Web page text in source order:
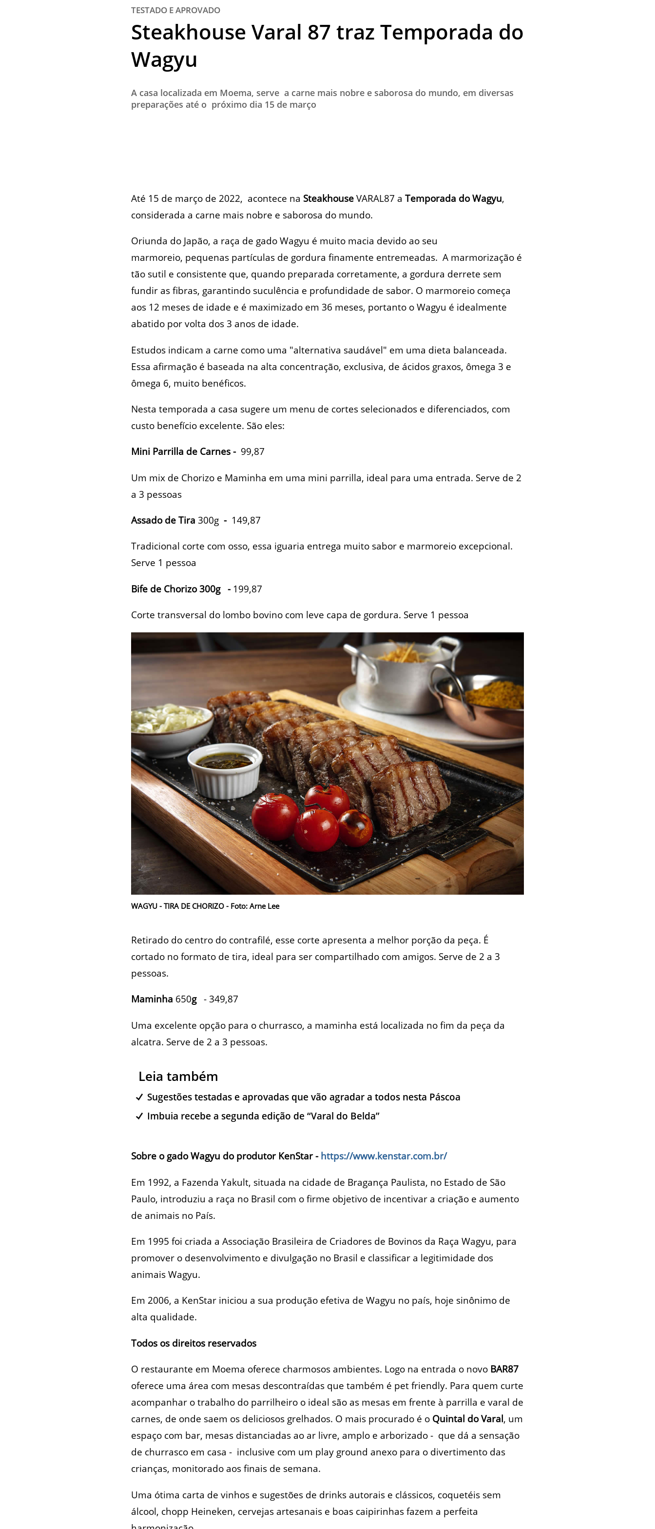
ÚLTIMAS NOTÍCIAS
TESTADO E APROVADO
Steakhouse Varal 87 traz Temporada do
Wagyu
A casa localizada em Moema, serve a carne mais nobre e saborosa do mundo, em diversas
preparações até o próximo dia 15 de março
Até 15 de março de 2022, acontece na SteakhouseVARAL87 a Temporada do Wagyu,
considerada a carne mais nobre e saborosa do mundo.
Oriunda do Japão, a raça de gado Wagyu é muito macia devido ao seu
marmoreio, pequenas partículas de gordura finamente entremeadas. A marmorização é
tão sutil e consistente que, quando preparada corretamente, a gordura derrete sem
fundir as fibras, garantindo suculência e profundidade de sabor. O marmoreio começa
aos 12 meses de idade e é maximizado em 36 meses, portanto o Wagyu é idealmente
abatido por volta dos 3 anos de idade.
Estudos indicam a carne como uma "alternativa saudável" em uma dieta balanceada.
Essa afirmação é baseada na alta concentração, exclusiva, de ácidos graxos, ômega 3 e
ômega 6, muito benéficos.
Nesta temporada a casa sugere um menu de cortes selecionados e diferenciados, com
custo benefício excelente. São eles:
Mini Parrilla de Carnes - 99,87
Um mix de Chorizo e Maminha em uma mini parrilla, ideal para uma entrada. Serve de 2
a 3 pessoas
Assado de Tira 300g- 149,87
Tradicional corte com osso, essa iguaria entrega muito sabor e marmoreio excepcional.
Serve 1 pessoa
Bife de Chorizo300g - 199,87
Corte transversal do lombo bovino com leve capa de gordura. Serve 1 pessoa
WAGYU - TIRA DE CHORIZO - Foto: Arne Lee
Retirado do centro do contrafilé, esse corte apresenta a melhor porção da peça. É
cortado no formato de tira, ideal para ser compartilhado com amigos. Serve de 2 a 3
pessoas.
Maminha 650g- 349,87
Uma excelente opção para o churrasco, a maminha está localizada no fim da peça da
alcatra. Serve de 2 a 3 pessoas.
Leia também
Sugestões testadas e aprovadas que vão agradar a todos nesta Páscoa
Imbuia recebe a segunda edição de “Varal do Belda”
Sobre o gado Wagyu do produtorKenStar -https://www.kenstar.com.br/
Em 1992, a Fazenda Yakult, situada na cidade de Bragança Paulista, no Estado de São
Paulo, introduziu a raça no Brasil com o firme objetivo de incentivar a criação e aumento
de animais no País.
Em 1995 foi criada a Associação Brasileira de Criadores de Bovinos da Raça Wagyu, para
promover o desenvolvimento e divulgação no Brasil e classificar a legitimidade dos
animais Wagyu.
Em 2006, a KenStar iniciou a sua produção efetiva de Wagyu no país, hoje sinônimo de
alta qualidade.
Todos os direitos reservados
O restaurante em Moema oferece charmosos ambientes. Logo na entrada o novo BAR87
oferece uma área com mesas descontraídas que também é pet friendly. Para quem curte
acompanhar o trabalho do parrilheiro o ideal são as mesas em frente à parrilla e varal de
carnes, de onde saem os deliciosos grelhados. O mais procurado é o Quintal do Varal, um
espaço com bar, mesas distanciadas ao ar livre, amplo e arborizado - que dá a sensação
de churrasco em casa - inclusive com um play ground anexo para o divertimento das
crianças, monitorado aos finais de semana.
Uma ótima carta de vinhos e sugestões de drinks autorais e clássicos, coquetéis sem
álcool, chopp Heineken, cervejas artesanais e boas caipirinhas fazem a perfeita